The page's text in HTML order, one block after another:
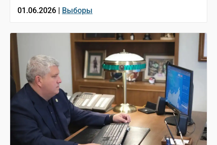
01.06.2026 | Выборы